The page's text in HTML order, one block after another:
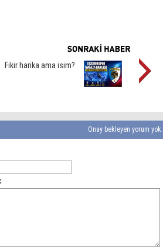
Fikir harika ama isim?
Onay bekleyen yorum yok.